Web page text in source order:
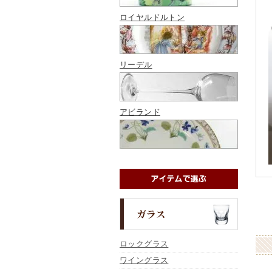
ロイヤルドルトン
リーデル
アビランド
ロックグラス
ワイングラス